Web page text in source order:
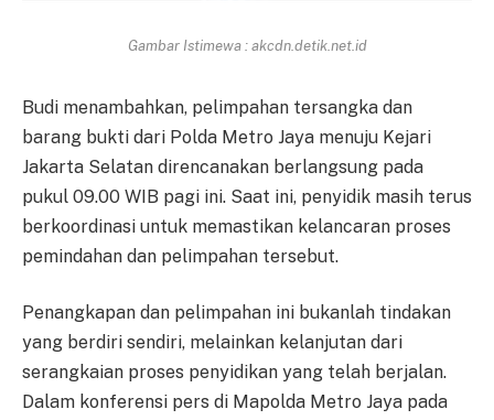
Gambar Istimewa : akcdn.detik.net.id
Budi menambahkan, pelimpahan tersangka dan
barang bukti dari Polda Metro Jaya menuju Kejari
Jakarta Selatan direncanakan berlangsung pada
pukul 09.00 WIB pagi ini. Saat ini, penyidik masih terus
berkoordinasi untuk memastikan kelancaran proses
pemindahan dan pelimpahan tersebut.
Penangkapan dan pelimpahan ini bukanlah tindakan
yang berdiri sendiri, melainkan kelanjutan dari
serangkaian proses penyidikan yang telah berjalan.
Dalam konferensi pers di Mapolda Metro Jaya pada